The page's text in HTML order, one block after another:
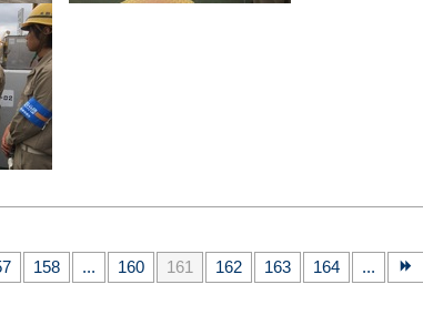
158 ... 160 161 162 163 164 ...